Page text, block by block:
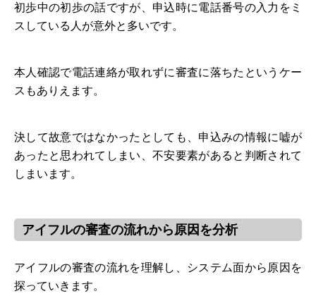
初歩中の初歩の話ですが、申込時に電話番号の入力をミ
スしている人が意外と多いです。
本人確認で電話連絡が取れずに審査に落ちたというケー
スもありえます。
決して故意ではなかったとしても、申込みの情報に嘘が
あったと思われてしまい、不安要素があると判断されて
しまいます。
アイフルの審査の流れから原因を分析
アイフルの審査の流れを理解し、システム面から原因を
探っていきます。